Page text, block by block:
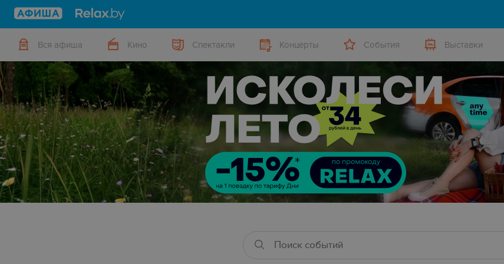
Вся афиша Кино Спектакли Концерты События Выставки